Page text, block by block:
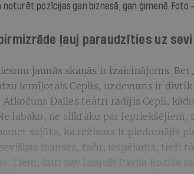
noturēt pozīcijas gan biznesā, gan ģimenē. Foto
ļauj paraudzīties uz
jaunās skaņās ir izaicinājums.
iemīļotais Ceplis, uzdevums ir
Atkočūns Dailes teātrī radījis Cepli,
labāku, ne sliktāku par iepriekšējiem,
sajūta, ka režisors ir piedomājis
nianses, taču, iespējams, tieši
Tiem, kuri nav lasījuši Pāvila Rozīša